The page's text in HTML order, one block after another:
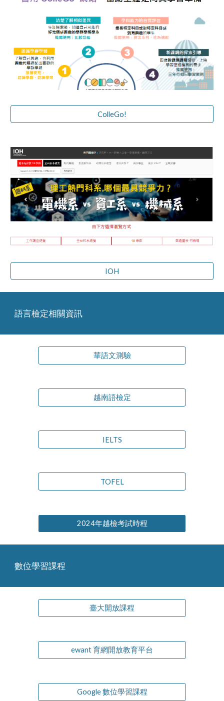
ColleGo!
IOH
語言檢定相關資訊
華語文測驗
越南語檢定
IELTS
TOFEL
2024年越檢考試時程
數位學習課程
臺大開放課程
ewant 育網開放教育平台
Google 數位學習課程